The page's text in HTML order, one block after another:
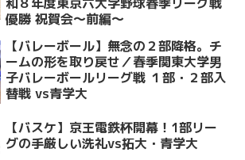
優勝 祝賀会～前編～
【バレーボール】無念の２部降格。チ
ームの形を取り戻せ／春季関東大学男
子バレーボールリーグ戦 １部・２部入
替戦 vs青学大
【バスケ】京王電鉄杯開幕！1部リー
グの手厳しい洗礼vs拓大・青学大